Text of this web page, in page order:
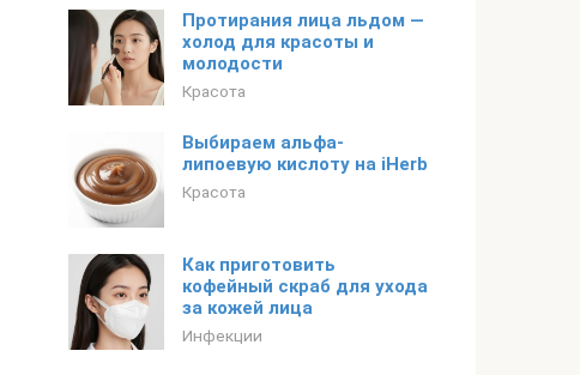
Протирания лица льдом —
холод для красоты и
молодости
Красота
Выбираем альфа-
липоевую кислоту на iHerb
Красота
Как приготовить
кофейный скраб для ухода
за кожей лица
Инфекции